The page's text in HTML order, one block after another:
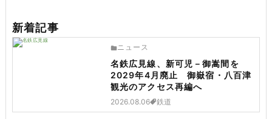
新着記事
ニュース
名鉄広見線、新可児－御嵩間を
2029年4月廃止 御嶽宿・八百津
観光のアクセス再編へ
2026.08.06 鉄道